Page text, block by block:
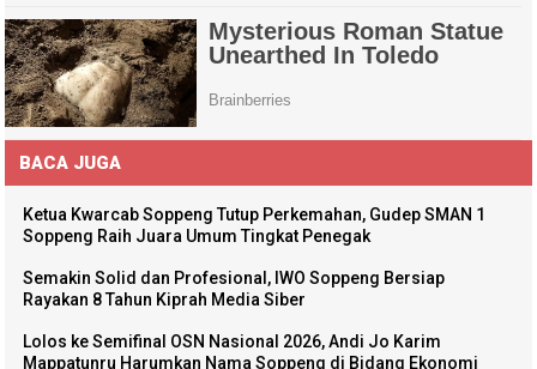
BACA JUGA
Ketua Kwarcab Soppeng Tutup Perkemahan, Gudep SMAN 1
Soppeng Raih Juara Umum Tingkat Penegak
Semakin Solid dan Profesional, IWO Soppeng Bersiap
Rayakan 8 Tahun Kiprah Media Siber
Lolos ke Semifinal OSN Nasional 2026, Andi Jo Karim
Mappatunru Harumkan Nama Soppeng di Bidang Ekonomi